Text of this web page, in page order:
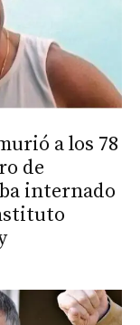
a los 78
de
internado